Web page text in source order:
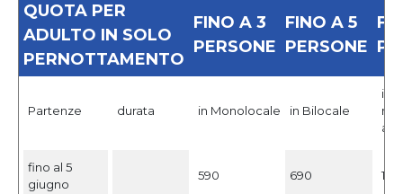
QUOTA PER
ADULTO IN SOLO
PERNOTTAMENTO
FINO A 3
PERSONE
FINO A 5
PERSONE
Partenze durata in Monolocale in Bilocale
in
fino al 5
giugno
590 690